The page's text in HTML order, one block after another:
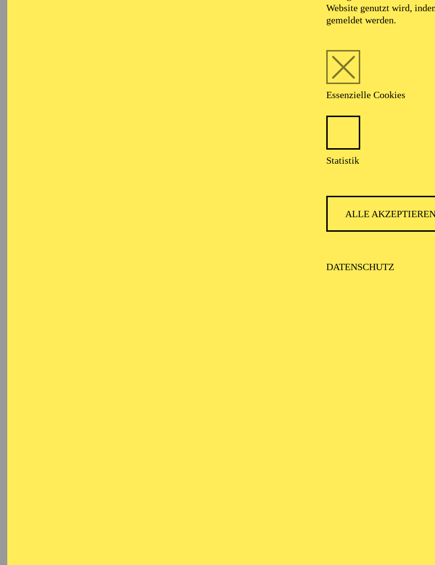
Website genutzt wird,
gemeldet werden.
Essenzielle Cookies
Statistik
ALLE
DATENSCHUTZ
PHILHARMONIE ESSEN